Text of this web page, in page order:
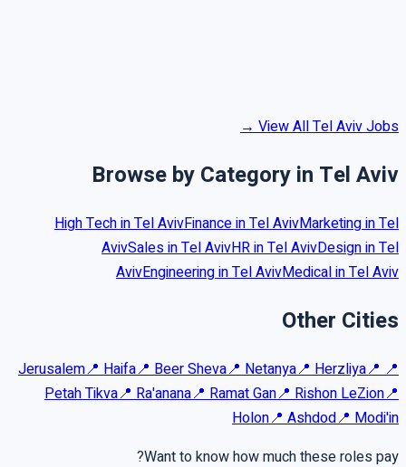
View All Tel Aviv Jobs →
Browse by Category in Tel Aviv
High Tech in Tel AvivFinance in Tel AvivMarketing in Tel
AvivSales in Tel AvivHR in Tel AvivDesign in Tel
AvivEngineering in Tel AvivMedical in Tel Aviv
Other Cities
📍
Jerusalem📍 Haifa📍 Beer Sheva📍 Netanya📍 Herzliya📍
Petah Tikva📍 Ra'anana📍 Ramat Gan📍 Rishon LeZion📍
Holon📍 Ashdod📍 Modi'in
Want to know how much these roles pay?